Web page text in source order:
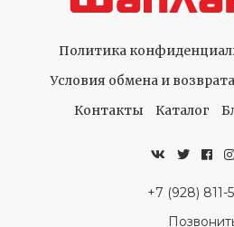
Политика
Условия обмена и возврата
Контакты
Каталог
+7 (928) 811-